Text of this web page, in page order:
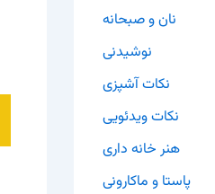
نان و صبحانه
نوشیدنی
نکات آشپزی
نکات ویدئویی
هنر خانه داری
پاستا و ماکارونی